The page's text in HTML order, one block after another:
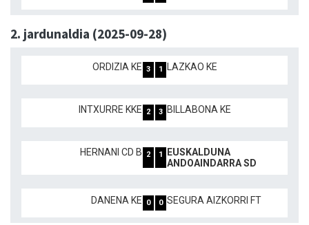
2. jardunaldia (2025-09-28)
ORDIZIA KE 3 1 LAZKAO KE
INTXURRE KKE 2 3 BILLABONA KE
HERNANI CD B 2 1
EUSKALDUNA
ANDOAINDARRA SD
DANENA KE 0 0 SEGURA AIZKORRI FT